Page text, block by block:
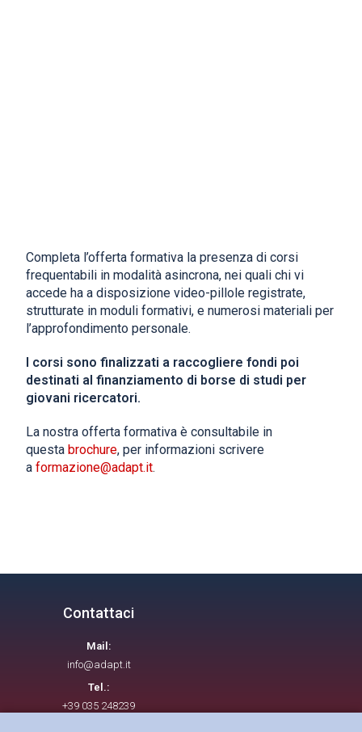
Completa l’offerta formativa la presenza di corsi
frequentabili in modalità asincrona, nei quali chi vi
accede ha a disposizione video-pillole registrate,
strutturate in moduli formativi, e numerosi materiali per
l’approfondimento personale.
I corsi sono finalizzati a raccogliere fondi poi
destinati al finanziamento di borse di studi per
giovani ricercatori.
La nostra offerta formativa è consultabile in
questabrochure, per informazioni scrivere
aformazione@adapt.it.
Contattaci
Mail:
info@adapt.it
Tel.:
+39 035 248239